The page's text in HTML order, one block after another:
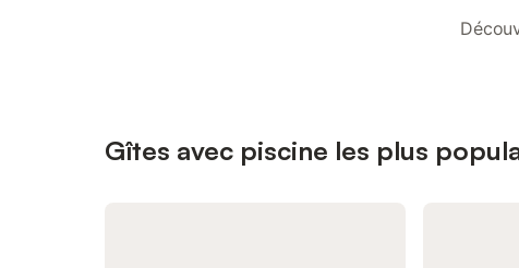
Gîtes avec piscine les plus